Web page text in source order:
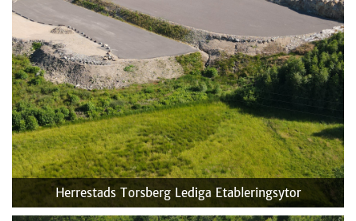
Herrestads TorsbergLediga Etableringsytor